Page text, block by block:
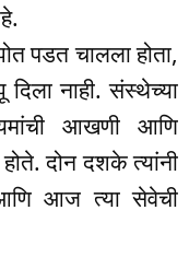
पडत चालला होता,
दिला नाही. संस्थेच्या
आखणी आणि
दोन दशके त्यांनी
आज त्या सेवेची